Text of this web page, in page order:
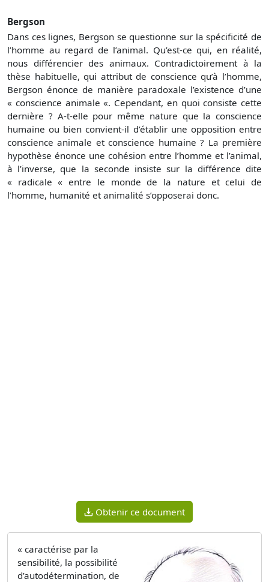
Bergson
Dans ces lignes, Bergson se questionne sur la spécificité de
l’homme au regard de l’animal. Qu’est-ce qui, en réalité,
nous différencier des animaux. Contradictoirement à la
thèse habituelle, qui attribut de conscience qu’à l’homme,
Bergson énonce de manière paradoxale l’existence d’une
« conscience animale «. Cependant, en quoi consiste cette
dernière ? A-t-elle pour même nature que la conscience
humaine ou bien convient-il d’établir une opposition entre
conscience animale et conscience humaine ? La première
hypothèse énonce une cohésion entre l’homme et l’animal,
à l’inverse, que la seconde insiste sur la différence dite
« radicale « entre le monde de la nature et celui de
l’homme, humanité et animalité s’opposerai donc.
Obtenir ce document
« caractérise par la
sensibilité, la possibilité
d’autodétermination, de